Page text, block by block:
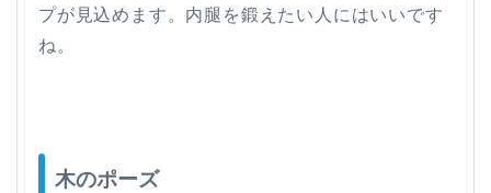
プが見込めます。内腿を鍛えたい人にはいいです
ね。
木のポーズ